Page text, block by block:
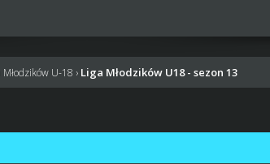
U-18 › Liga Młodzików U18 - sezon 13